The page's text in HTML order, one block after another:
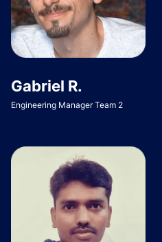
Gabriel R.
Engineering Manager Team 2